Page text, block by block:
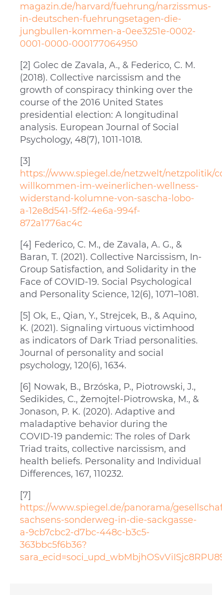
magazin.de/harvard/fuehrung/narzissmus-
in-deutschen-fuehrungsetagen-die-
jungbullen-kommen-a-0ee3251e-0002-
0001-0000-000177064950
[2] Golec de Zavala, A., & Federico, C. M.
(2018). Collective narcissism and the
growth of conspiracy thinking over the
course of the 2016 United States
presidential election: A longitudinal
analysis. European Journal of Social
Psychology, 48(7), 1011-1018.
[3]
https://www.spiegel.de/netzwelt/netzpolitik/
willkommen-im-weinerlichen-wellness-
widerstand-kolumne-von-sascha-lobo-
a-12e8d541-5ff2-4e6a-994f-
872a1776ac4c
[4] Federico, C. M., de Zavala, A. G., &
Baran, T. (2021). Collective Narcissism, In-
Group Satisfaction, and Solidarity in the
Face of COVID-19. Social Psychological
and Personality Science, 12(6), 1071–1081.
[5] Ok, E., Qian, Y., Strejcek, B., & Aquino,
K. (2021). Signaling virtuous victimhood
as indicators of Dark Triad personalities.
Journal of personality and social
psychology, 120(6), 1634.
[6] Nowak, B., Brzóska, P., Piotrowski, J.,
Sedikides, C., Żemojtel-Piotrowska, M., &
Jonason, P. K. (2020). Adaptive and
maladaptive behavior during the
COVID-19 pandemic: The roles of Dark
Triad traits, collective narcissism, and
health beliefs. Personality and Individual
Differences, 167, 110232.
[7]
https://www.spiegel.de/panorama/
sachsens-sonderweg-in-die-sackgasse-
a-9cb7cbc2-d7bc-448c-b3c5-
363bbc5f6b36?